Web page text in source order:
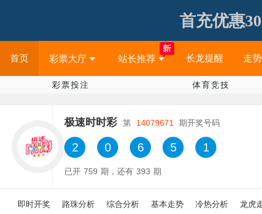
首充优惠
首页 彩票大厅 站长推荐 长龙提醒 走
彩票投注 体育竞技
极速时时彩 第 14079671 期开奖号码
2 0 6 5 1
已开 759 期，还有 393 期
即时开奖 路珠分析 综合分析 基本走势 冷热分析 龙虎